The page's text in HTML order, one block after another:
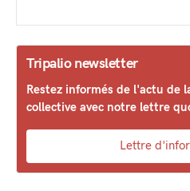
Tripalio newsletter
Restez informés de l'actu de
collective avec notre lettre
Lettre